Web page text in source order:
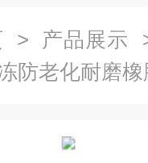
> 产品展示
防老化耐磨